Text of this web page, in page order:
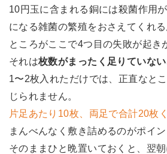
10円玉に含まれる銅には殺菌作用
になる雑菌の繁殖をおさえてくれる
ところがここで4つ目の失敗が起き
それは枚数がまったく足りていない
1〜2枚入れただけでは、正直なと
じられません。
片足あたり10枚、両足で合計20枚
まんべんなく敷き詰めるのがポイン
そのままひと晩置いておくと、翌